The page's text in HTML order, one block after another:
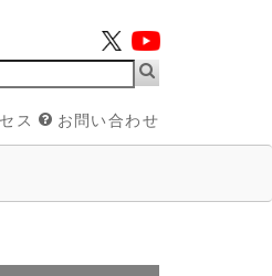
ス お問い合わせ